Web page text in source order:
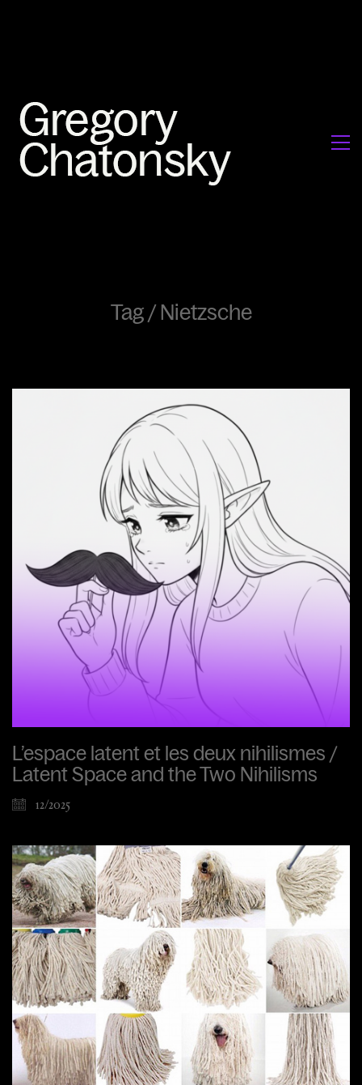
Tag / Nietzsche
L’espace latent et les deux nihilismes /
Latent Space and the Two Nihilisms
12/2025